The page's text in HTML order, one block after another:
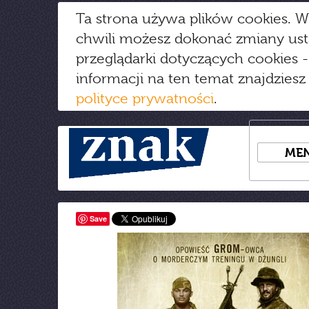
Ta strona używa plików cookies.
chwili możesz dokonać zmiany
przeglądarki dotyczących cookies
informacji na ten temat
polityce prywatności.
Save